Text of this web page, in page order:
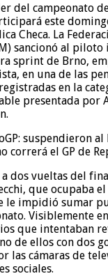
del campeonato
este
Checa. La
sancionó al piloto
sprint de Brno,
en una de las
en la
presentada por
dos vueltas del
que ocupaba
le impidió sumar
Visiblemente
que intentaban
de ellos con dos
las cámaras de
sociales.